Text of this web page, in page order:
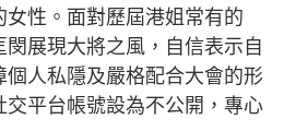
性。面對歷屆港姐常有的
閔展現大將之風，自信表示自
個人私隱及嚴格配合大會的形
交平台帳號設為不公開，專心